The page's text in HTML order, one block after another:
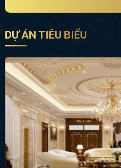
DỰ ÁN TIÊU BIỂU